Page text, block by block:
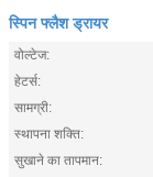
स्पिन फ्लैश ड्रायर
वोल्टेज:
हेटर्स:
सामग्री:
स्थापना शक्ति:
सुखाने का तापमान: